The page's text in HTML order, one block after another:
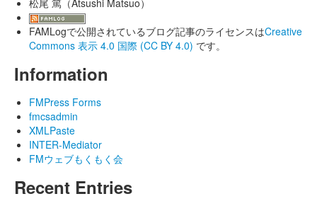
松尾 篤（Atsushi Matsuo）
FAMLogで公開されているブログ記事のライセンスはCreative
Commons 表示 4.0 国際 (CC BY 4.0) です。
Information
FMPress Forms
fmcsadmin
XMLPaste
INTER-Mediator
FMウェブもくもく会
Recent Entries